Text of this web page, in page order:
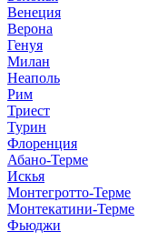
Венеция
Верона
Генуя
Милан
Неаполь
Рим
Триест
Турин
Флоренция
Абано-Терме
Искья
Монтегротто-Терме
Монтекатини-Терме
Фьюджи